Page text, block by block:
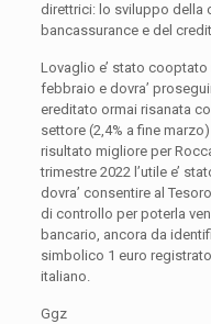
direttrici: lo sviluppo della
bancassurance e del
Lovaglio e’ stato
febbraio e dovra’
ereditato ormai risanata
settore (2,4% a fine
risultato migliore per
trimestre 2022 l’utile e’
dovra’ consentire al
di controllo per poterla
bancario, ancora da
simbolico 1 euro
italiano.
Ggz